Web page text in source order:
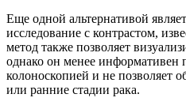
Еще одной альтернативой
исследование с контрастом,
метод также позволяет
однако он менее информативен
колоноскопией и не позволяет
или ранние стадии рака.